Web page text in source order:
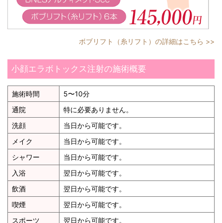
ボブリフト（糸リフト）の詳細はこちら >>
小顔エラボトックス注射の施術概要
施術時間
5〜10分
通院
特に必要ありません。
洗顔
当日から可能です。
メイク
当日から可能です。
シャワー
当日から可能です。
入浴
翌日から可能です。
飲酒
翌日から可能です。
喫煙
翌日から可能です。
スポーツ
翌日から可能です。